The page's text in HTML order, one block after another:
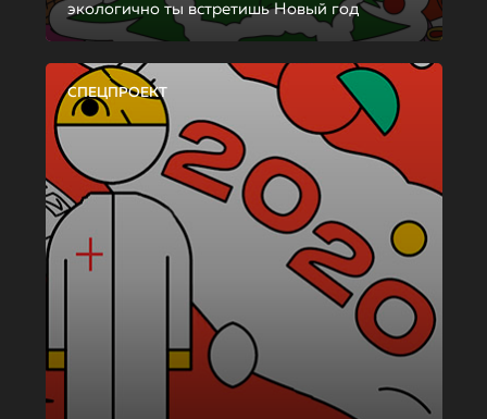
экологично ты встретишь Новый год
СПЕЦПРОЕКТ